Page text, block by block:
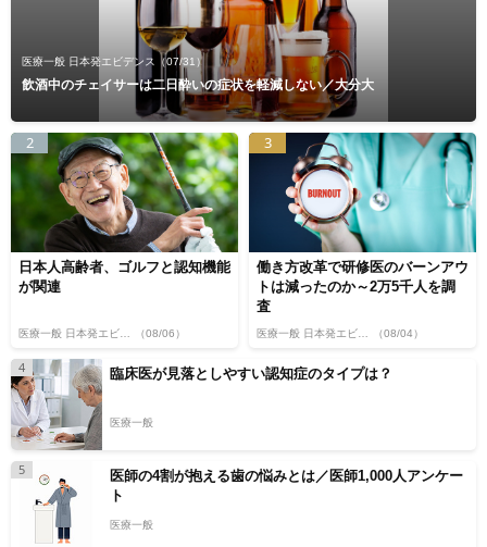
医療一般 日本発エビデンス （07/31）
飲酒中のチェイサーは二日酔いの症状を軽減しない／大分大
2
日本人高齢者、ゴルフと認知機能
が関連
（08/06）
3
働き方改革で研修医のバーンアウ
トは減ったのか～2万5千人を調
査
（08/04）
4 臨床医が見落としやすい認知症のタイプは？
医療一般
5
医師の4割が抱える歯の悩みとは／医師1,000人アンケー
ト
医療一般